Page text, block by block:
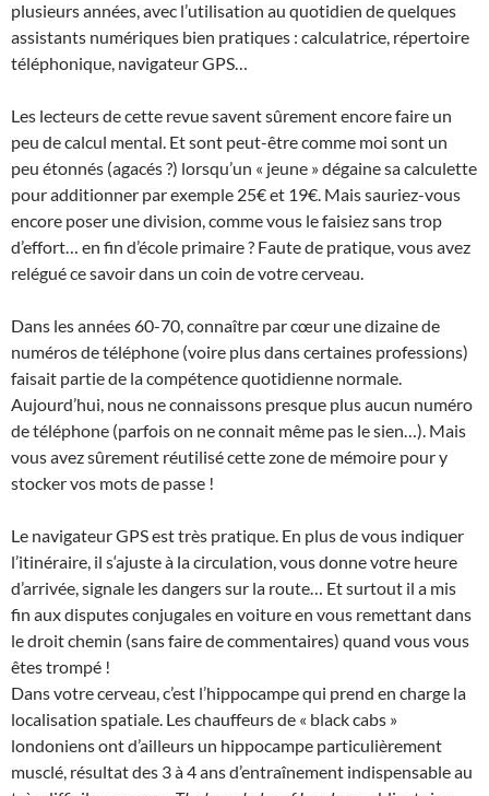
plusieurs années, avec l’utilisation au quotidien de quelques
assistants numériques bien pratiques : calculatrice, répertoire
téléphonique, navigateur GPS…
Les lecteurs de cette revue savent sûrement encore faire un
peu de calcul mental. Et sont peut-être comme moi sont un
peu étonnés (agacés ?) lorsqu’un « jeune » dégaine sa calculette
pour additionner par exemple 25€ et 19€. Mais sauriez-vous
encore poser une division, comme vous le faisiez sans trop
d’effort… en fin d’école primaire ? Faute de pratique, vous avez
relégué ce savoir dans un coin de votre cerveau.
Dans les années 60-70, connaître par cœur une dizaine de
numéros de téléphone (voire plus dans certaines professions)
faisait partie de la compétence quotidienne normale.
Aujourd’hui, nous ne connaissons presque plus aucun numéro
de téléphone (parfois on ne connait même pas le sien…). Mais
vous avez sûrement réutilisé cette zone de mémoire pour y
stocker vos mots de passe !
Le navigateur GPS est très pratique. En plus de vous indiquer
l’itinéraire, il s‘ajuste à la circulation, vous donne votre heure
d’arrivée, signale les dangers sur la route… Et surtout il a mis
fin aux disputes conjugales en voiture en vous remettant dans
le droit chemin (sans faire de commentaires) quand vous vous
êtes trompé !
Dans votre cerveau, c’est l’hippocampe qui prend en charge la
localisation spatiale. Les chauffeurs de « black cabs »
londoniens ont d’ailleurs un hippocampe particulièrement
musclé, résultat des 3 à 4 ans d’entraînement indispensable au